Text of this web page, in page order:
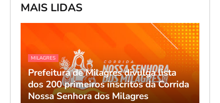
MAIS LIDAS
MILAGRES
Prefeitura de Milagres divulga lista
dos 200 primeiros inscritos da Corrida
Nossa Senhora dos Milagres